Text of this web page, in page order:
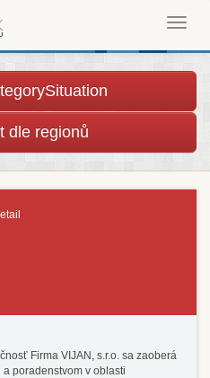
dle regionů
Firma VIJAN, s.r.o. sa zaoberá
poradenstvom v oblasti